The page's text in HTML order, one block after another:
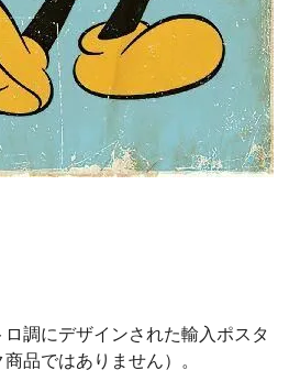
ロ調にデザインされた輸入ポスタ
品ではありません）。